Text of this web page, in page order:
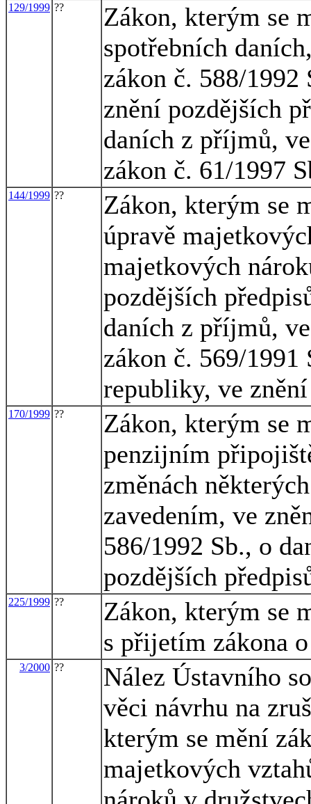
129/1999 ??
Zákon, kterým se
spotřebních
zákon č. 588/1992
znění pozdějších
daních z příjmů,
zákon č. 61/1997
144/1999 ??
Zákon, kterým se
úpravě
majetkových
pozdějších
daních z příjmů,
zákon č. 569/1991
republiky, ve
170/1999 ??
Zákon, kterým se
penzijním
změnách
zavedením, ve
586/1992 Sb., o
pozdějších
225/1999 ??
Zákon, kterým se
s přijetím zákona
3/2000 ??
Nález Ústavního
věci návrhu na
kterým se mění
majetkových